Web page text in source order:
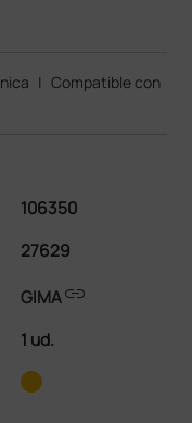
| Compatible con
106350
27629
GIMAlink
1 ud.